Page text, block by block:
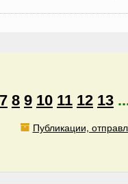
7 8 9 10 11 12 13
Публикации,